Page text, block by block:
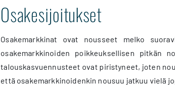
Osakesijoitukset
Osakemarkkinat ovat nousseet melko
osakemarkkinoiden poikkeuksellisen pitkän
talouskasvuennusteet ovat piristyneet, joten
että osakemarkkinoidenkin nousuu jatkuu vielä